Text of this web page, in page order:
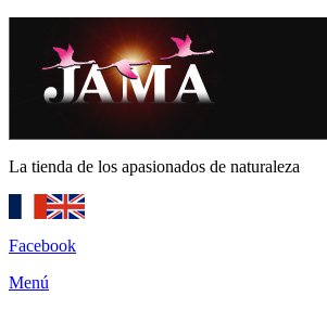
La tienda de los apasionados de naturaleza
Facebook
Menú